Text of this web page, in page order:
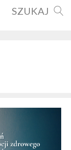
SZUKAJ